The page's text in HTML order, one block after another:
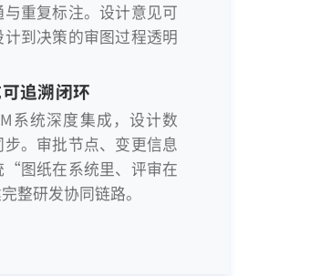
重复标注。设计意见可
到决策的审图过程透明
追溯闭环
系统深度集成，设计数
。审批节点、变更信息
“图纸在系统里、评审在
整研发协同链路。